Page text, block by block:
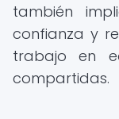
también
confianza y
trabajo en
compartidas.